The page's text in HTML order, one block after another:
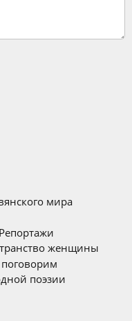
мира
Репортажи
женщины
поэзии